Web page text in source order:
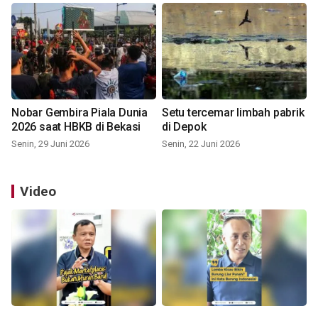
Nobar Gembira Piala Dunia
2026 saat HBKB di Bekasi
Senin, 29 Juni 2026
Setu tercemar limbah pabrik
di Depok
Senin, 22 Juni 2026
Video